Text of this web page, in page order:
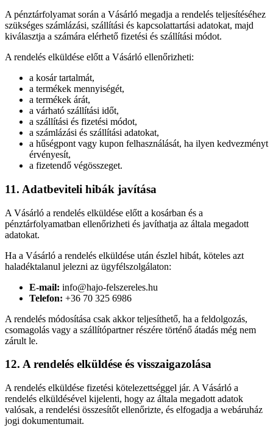
A pénztárfolyamat során a Vásárló megadja a rendelés teljesítéséhez
szükséges számlázási, szállítási és kapcsolattartási adatokat, majd
kiválasztja a számára elérhető fizetési és szállítási módot.
A rendelés elküldése előtt a Vásárló ellenőrizheti:
a kosár tartalmát,
a termékek mennyiségét,
a termékek árát,
a várható szállítási időt,
a szállítási és fizetési módot,
a számlázási és szállítási adatokat,
a hűségpont vagy kupon felhasználását, ha ilyen kedvezményt
érvényesít,
a fizetendő végösszeget.
11. Adatbeviteli hibák javítása
A Vásárló a rendelés elküldése előtt a kosárban és a
pénztárfolyamatban ellenőrizheti és javíthatja az általa megadott
adatokat.
Ha a Vásárló a rendelés elküldése után észlel hibát, köteles azt
haladéktalanul jelezni az ügyfélszolgálaton:
E-mail: info@hajo-felszereles.hu
Telefon: +36 70 325 6986
A rendelés módosítása csak akkor teljesíthető, ha a feldolgozás,
csomagolás vagy a szállítópartner részére történő átadás még nem
zárult le.
12. A rendelés elküldése és visszaigazolása
A rendelés elküldése fizetési kötelezettséggel jár. A Vásárló a
rendelés elküldésével kijelenti, hogy az általa megadott adatok
valósak, a rendelési összesítőt ellenőrizte, és elfogadja a webáruház
jogi dokumentumait.